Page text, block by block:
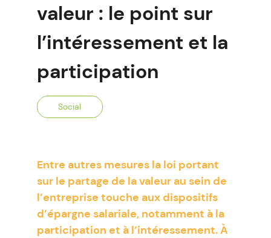
valeur : le point sur
l’intéressement et la
participation
Social
Entre autres mesures la loi portant
sur le partage de la valeur au sein de
l’entreprise touche aux dispositifs
d’épargne salariale, notamment à la
participation et à l’intéressement. À